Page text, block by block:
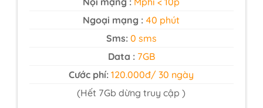
Ngoại mạng : 40 phút
Sms:0 sms
Data :7GB
Cước phí:120.000đ/ 30 ngày
(Hết 7Gb dừng truy cập )